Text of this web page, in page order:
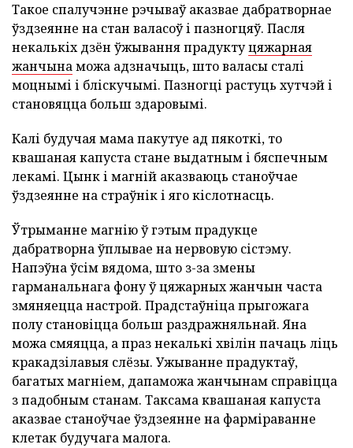
Такое спалучэнне рэчываў аказвае дабратворнае
ўздзеянне на стан валасоў і пазногцяў. Пасля
некалькіх дзён ўжывання прадуктуцяжарная
жанчынаможа адзначыць, што валасы сталі
моцнымі і бліскучымі. Пазногці растуць хутчэй і
становяцца больш здаровымі.
Калі будучая мама пакутуе ад пякоткі, то
квашаная капуста стане выдатным і бяспечным
лекамі. Цынк і магній аказваюць станоўчае
ўздзеянне на страўнік і яго кіслотнасць.
Ўтрыманне магнію ў гэтым прадукце
дабратворна ўплывае на нервовую сістэму.
Напэўна ўсім вядома, што з-за змены
гарманальнага фону ў цяжарных жанчын часта
змяняецца настрой. Прадстаўніца прыгожага
полу становіцца больш раздражняльнай. Яна
можа смяяцца, а праз некалькі хвілін пачаць ліць
кракадзілавыя слёзы. Ужыванне прадуктаў,
багатых магніем, дапаможа жанчынам справіцца
з падобным станам. Таксама квашаная капуста
аказвае станоўчае ўздзеянне на фарміраванне
клетак будучага малога.